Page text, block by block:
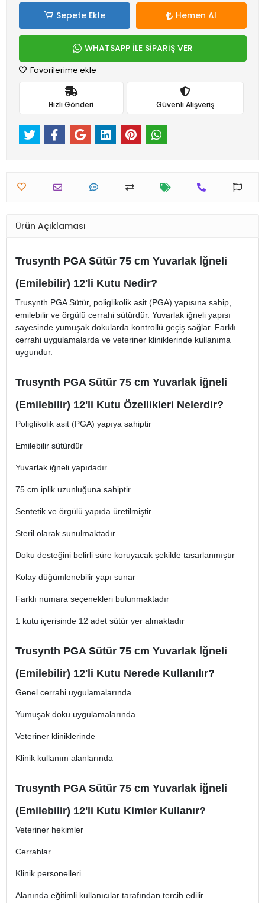
Sepete Ekle Hemen Al
WHATSAPP İLE SİPARİŞ VER
Favorilerime ekle
Hızlı Gönderi Güvenli Alışveriş
Ürün Açıklaması
Trusynth PGA Sütür 75 cm Yuvarlak İğneli
(Emilebilir) 12'li Kutu Nedir?
Trusynth PGA Sütür, poliglikolik asit (PGA) yapısına sahip,
emilebilir ve örgülü cerrahi sütürdür. Yuvarlak iğneli yapısı
sayesinde yumuşak dokularda kontrollü geçiş sağlar. Farklı
cerrahi uygulamalarda ve veteriner kliniklerinde kullanıma
uygundur.
Trusynth PGA Sütür 75 cm Yuvarlak İğneli
(Emilebilir) 12'li Kutu Özellikleri Nelerdir?
Poliglikolik asit (PGA) yapıya sahiptir
Emilebilir sütürdür
Yuvarlak iğneli yapıdadır
75 cm iplik uzunluğuna sahiptir
Sentetik ve örgülü yapıda üretilmiştir
Steril olarak sunulmaktadır
Doku desteğini belirli süre koruyacak şekilde tasarlanmıştır
Kolay düğümlenebilir yapı sunar
Farklı numara seçenekleri bulunmaktadır
1 kutu içerisinde 12 adet sütür yer almaktadır
Trusynth PGA Sütür 75 cm Yuvarlak İğneli
(Emilebilir) 12'li Kutu Nerede Kullanılır?
Genel cerrahi uygulamalarında
Yumuşak doku uygulamalarında
Veteriner kliniklerinde
Klinik kullanım alanlarında
Trusynth PGA Sütür 75 cm Yuvarlak İğneli
(Emilebilir) 12'li Kutu Kimler Kullanır?
Veteriner hekimler
Cerrahlar
Klinik personelleri
Alanında eğitimli kullanıcılar tarafından tercih edilir